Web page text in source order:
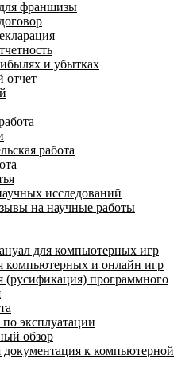
франшизы
и убытках
отчет
работа
исследований
на научные работы
для компьютерных игр
компьютерных и онлайн игр
(русификация) программного
по эксплуатации
обзор
документация к компьютерной